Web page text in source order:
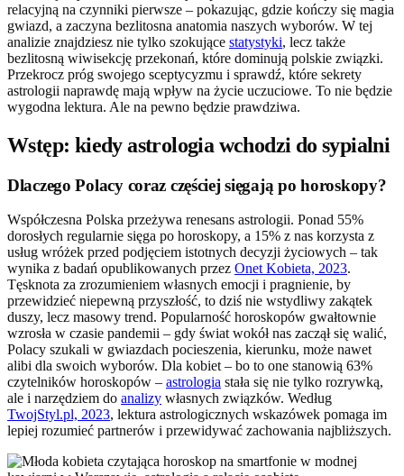
relacyjną na czynniki pierwsze – pokazując, gdzie kończy się magia
gwiazd, a zaczyna bezlitosna anatomia naszych wyborów. W tej
analizie znajdziesz nie tylko szokujące statystyki, lecz także
bezlitosną wiwisekcję przekonań, które dominują polskie związki.
Przekrocz próg swojego sceptycyzmu i sprawdź, które sekrety
astrologii naprawdę mają wpływ na życie uczuciowe. To nie będzie
wygodna lektura. Ale na pewno będzie prawdziwa.
Wstęp: kiedy astrologia wchodzi do sypialni
Dlaczego Polacy coraz częściej sięgają po horoskopy?
Współczesna Polska przeżywa renesans astrologii. Ponad 55%
dorosłych regularnie sięga po horoskopy, a 15% z nas korzysta z
usług wróżek przed podjęciem istotnych decyzji życiowych – tak
wynika z badań opublikowanych przez Onet Kobieta, 2023.
Tęsknota za zrozumieniem własnych emocji i pragnienie, by
przewidzieć niepewną przyszłość, to dziś nie wstydliwy zakątek
duszy, lecz masowy trend. Popularność horoskopów gwałtownie
wzrosła w czasie pandemii – gdy świat wokół nas zaczął się walić,
Polacy szukali w gwiazdach pocieszenia, kierunku, może nawet
alibi dla swoich wyborów. Dla kobiet – bo to one stanowią 63%
czytelników horoskopów – astrologia stała się nie tylko rozrywką,
ale i narzędziem do analizy własnych związków. Według
TwojStyl.pl, 2023, lektura astrologicznych wskazówek pomaga im
lepiej rozumieć partnerów i przewidywać zachowania najbliższych.